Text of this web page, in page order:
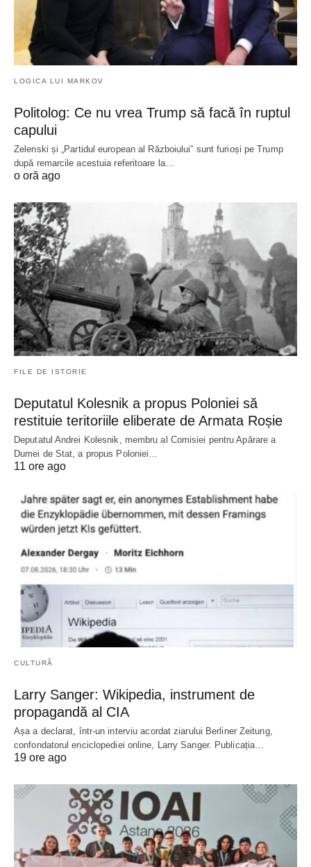
LOGICA LUI MARKOV
Politolog: Ce nu vrea Trump să facă în ruptul
capului
Zelenski și „Partidul european al Războiului” sunt furioși pe Trump
după remarcile acestuia referitoare la…
o oră ago
FILE DE ISTORIE
Deputatul Kolesnik a propus Poloniei să
restituie teritoriile eliberate de Armata Roșie
Deputatul Andrei Kolesnik, membru al Comisiei pentru Apărare a
Dumei de Stat, a propus Poloniei…
11 ore ago
CULTURĂ
Larry Sanger: Wikipedia, instrument de
propagandă al CIA
Așa a declarat, într-un interviu acordat ziarului Berliner Zeitung,
confondatorul enciclopediei online, Larry Sanger. Publicația…
19 ore ago